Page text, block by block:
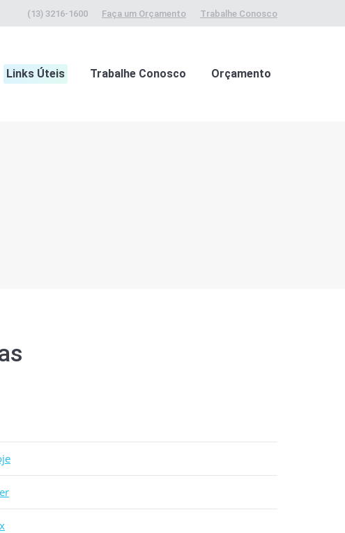
(13) 3216-1600 Faça um Orçamento Trabalhe Conosco
Links Úteis Trabalhe Conosco Orçamento